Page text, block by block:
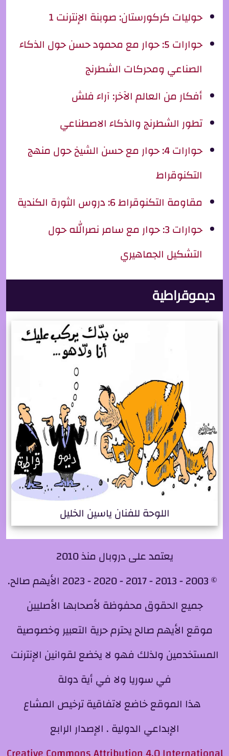
حوليات كركورستان: صوبنة الإنترنت 1
حوارات 5: حوار مع محمود حسن حول الذكاء
الصناعي ومحركات الشطرنج
أفكار من العالم الآخر: آراء فلش
تطور الشطرنج والذكاء الاصطناعي
حوارات 4: حوار مع حسن الشيخ حول منهج
التكنوقراط
مقاومة التكنوقراط 6: دروس الثورة الكندية
حوارات 3: حوار مع سامر نصرالله حول
التشكيل الجماهيري
ديموقراطية
اللوحة للفنان ياسين الخليل
يعتمد على دروبال منذ 2010
© 2003 - 2013 - 2017 - 2020 - 2023 الأيهم صالح.
جميع الحقوق محفوظة لأصحابها الأصليين
موقع الأيهم صالح يحترم حرية التعبير وخصوصية
المستخدمين ولذلك فهو لا يخضع لقوانين الإنترنت
في سوريا ولا في أية دولة
هذا الموقع خاضع لاتفاقية ترخيص المشاع
الإبداعي الدولية . الإصدار الرابع